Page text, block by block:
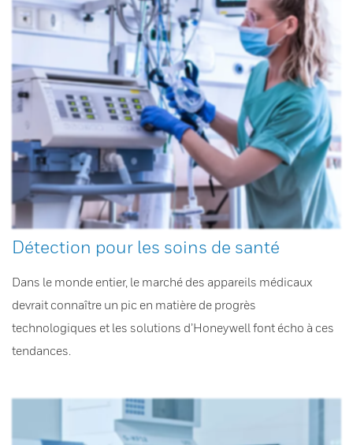
Détection pour les soins de santé
Dans le monde entier, le marché des appareils médicaux
devrait connaître un pic en matière de progrès
technologiques et les solutions d’Honeywell font écho à ces
tendances.